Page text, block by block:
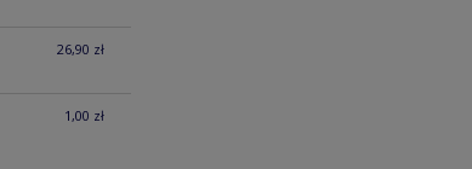
26,90 zł
1,00 zł